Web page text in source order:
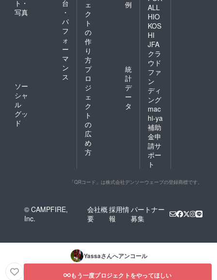
ト・
写真
台
・
パ
フ
ォ
ー
マ
ン
ス
ソー
シャ
ル
グッ
ド
ェ
ク
ト
の
作
り
方
例
プ
ロ
ジ
ェ
ク
ト
の
広
め
方
統
計
デ
ー
タ
ALL
HIO
KOS
HI
JFA
クラ
ウド
ファ
ン
ディ
ング
mac
hi-ya
補助
金申
請サ
ポー
ト
「QRコード」は株式会社デンソーウェーブの登録商標です。
© CAMPFIRE,
Inc.
会社概
要
採用情
報
パートナー
募集
Yassaさんへアンコール
もう一度プロジェクトをやってほしい